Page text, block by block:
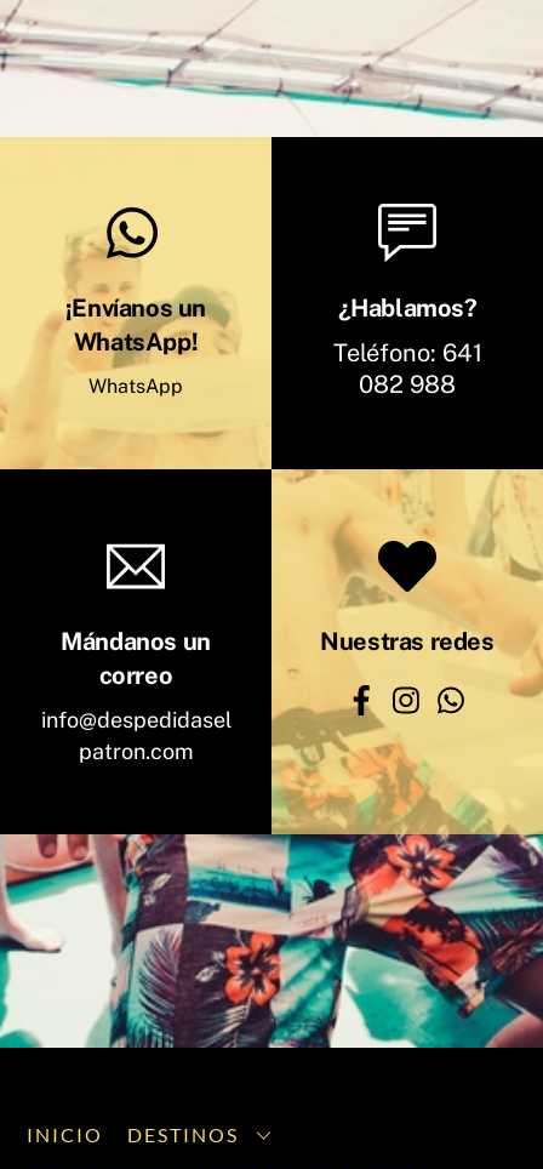
¡Envíanos un
WhatsApp!
WhatsApp
¿Hablamos?
Teléfono: 641
082 988
Mándanos un
correo
info@despedidasel
patron.com
Nuestras redes
INICIO DESTINOS